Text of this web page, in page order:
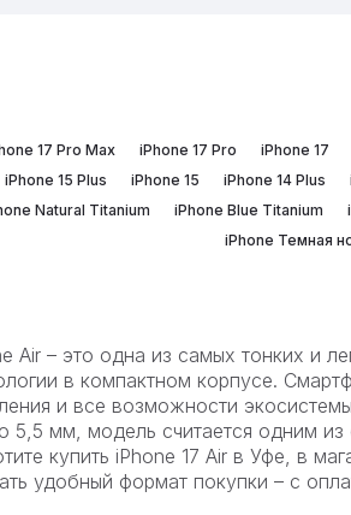
17 Pro Max iPhone 17 Pro iPhone 17
iPhone 15 Plus
iPhone 15 iPhone 14 Plus
Natural Titanium
iPhone Blue Titanium
iPhone Темная
Air – это одна из самых тонких и
в компактном корпусе.
и все возможности
5,5 мм, модель считается одним
купить iPhone 17 Air в Уфе, в
удобный формат покупки – с